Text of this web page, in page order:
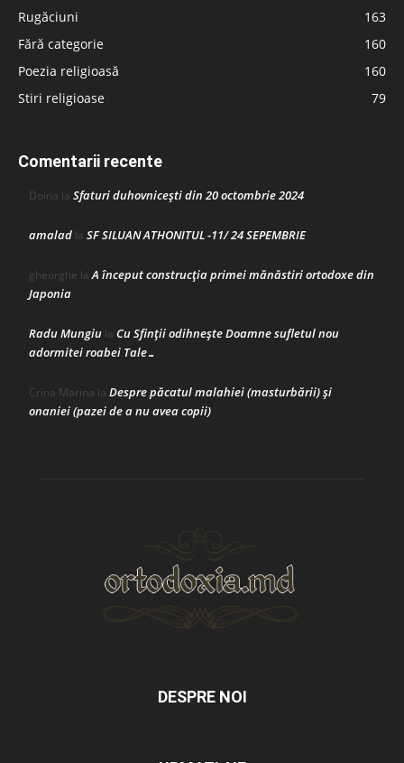
Rugăciuni
163
Fără categorie
160
Poezia religioasă
160
Stiri religioase
79
Comentarii recente
Doina la Sfaturi duhovnicești din 20 octombrie 2024
amalad la SF SILUAN ATHONITUL -11/ 24 SEPEMBRIE
gheorghe laA început construcţia primei mănăstiri ortodoxe din
Japonia
Radu Mungiu la Cu Sfinții odihnește Doamne sufletul nou
adormitei roabei Tale…
Crina Marina la Despre păcatul malahiei (masturbării) şi
onaniei (pazei de a nu avea copii)
DESPRE NOI